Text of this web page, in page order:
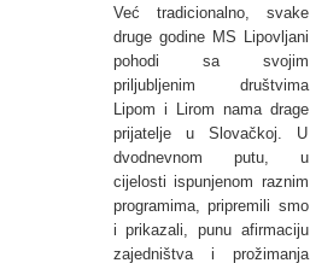
Već tradicionalno, svake
druge godine MS Lipovljani
pohodi sa svojim
priljubljenim društvima
Lipom i Lirom nama drage
prijatelje u Slovačkoj. U
dvodnevnom putu, u
cijelosti ispunjenom raznim
programima, pripremili smo
i prikazali, punu afirmaciju
zajedništva i prožimanja